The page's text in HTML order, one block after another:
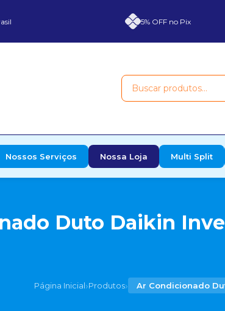
5% OFF no Pix
Nossos Serviços Nossa Loja Multi Split
Duto Daikin
Página Inicial›Produtos› Ar Condicionado